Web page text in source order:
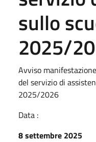
sullo
2025/
Avviso
del servizio di
2025/2026
Data :
8 settembre 2025